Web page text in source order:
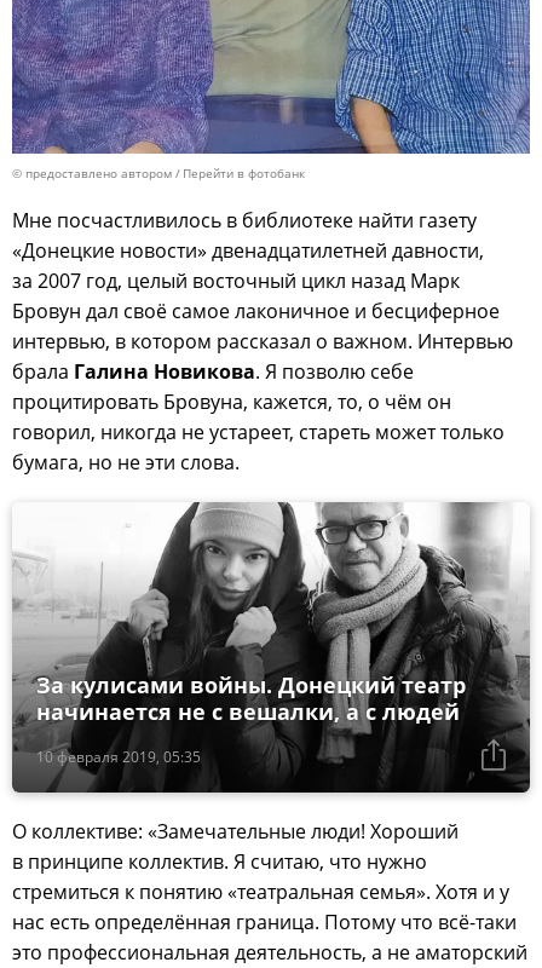
© предоставлено автором Перейти в фотобанк
Мне посчастливилось в библиотеке найти газету
«Донецкие новости» двенадцатилетней давности,
за 2007 год, целый восточный цикл назад Марк
Бровун дал своё самое лаконичное и бесциферное
интервью, в котором рассказал о важном. Интервью
брала Галина Новикова. Я позволю себе
процитировать Бровуна, кажется, то, о чём он
говорил, никогда не устареет, стареть может только
бумага, но не эти слова.
10 февраля 2019, 05:35
За кулисами войны. Донецкий театр
начинается не с вешалки, а с людей
О коллективе: «Замечательные люди! Хороший
в принципе коллектив. Я считаю, что нужно
стремиться к понятию «театральная семья». Хотя и у
нас есть определённая граница. Потому что всё-таки
это профессиональная деятельность, а не аматорский